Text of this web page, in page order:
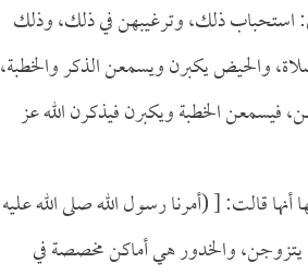
استحباب ذلك، وترغيبهن في ذلك، وذلك
والحيض يكبرن ويسمعن الذكر والخطبة،
فيسمعن الخطبة ويكبرن فيذكرن الله عز
أنها قالت: [ (أمرنا رسول الله صلى الله عليه
يتزوجن، والخدور هي أماكن مخصصة في